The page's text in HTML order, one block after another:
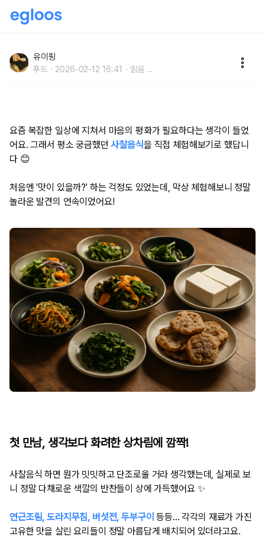
이었어요 🍃
유이핑
푸드 2026-02-12 16:41 읽음 ...
요즘 복잡한 일상에 지쳐서 마음의 평화가 필요하다는 생각이 들었
어요. 그래서 평소 궁금했던사찰음식을 직접 체험해보기로 했답니
다 😊
처음엔 '맛이 있을까?' 하는 걱정도 있었는데, 막상 체험해보니 정말
놀라운 발견의 연속이었어요!
첫 만남, 생각보다 화려한 상차림에 깜짝!
사찰음식 하면 뭔가 밋밋하고 단조로울 거라 생각했는데, 실제로 보
니 정말 다채로운 색깔의 반찬들이 상에 가득했어요 ✨
연근조림, 도라지무침, 버섯전, 두부구이 등등... 각각의 재료가 가진
고유한 맛을 살린 요리들이 정말 아름답게 배치되어 있더라고요.